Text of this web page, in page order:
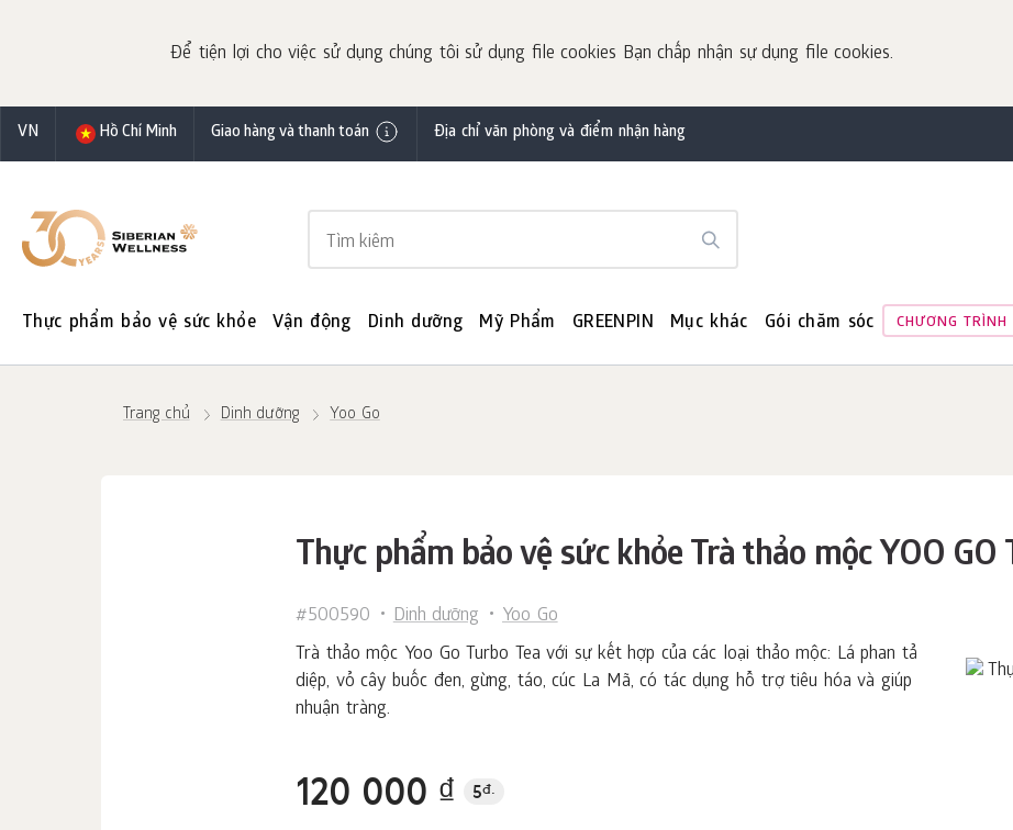
Để tiện lợi cho việc sử dụng chúng tôi sử dụng file cookies Bạn chấp nhận sự dụng file cookies.
VN Hồ Chí Minh Giao hàng và thanh toán Địa chỉ văn phòng và điểm nhận hàng
Thực phẩm bảo vệ sức khỏe Vận động Dinh dưỡng Mỹ Phẩm GREENPIN Mục khác Gói chăm sóc CHƯƠNG
Trang chủ Dinh dưỡng Yoo Gо
Thực phẩm bảo vệ sức khỏe Trà thảo mộc YOO GO
#500590 Dinh dưỡng
Yoo Gо
Trà thảo mộc Yoo Go Turbo Tea với sự kết hợp của các loại thảo mộc: Lá phan tả
diệp, vỏ cây buốc đen, gừng, táo, cúc La Mã, có tác dụng hỗ trợ tiêu hóa và giúp
nhuận tràng.
120 000 ₫ 5đ.